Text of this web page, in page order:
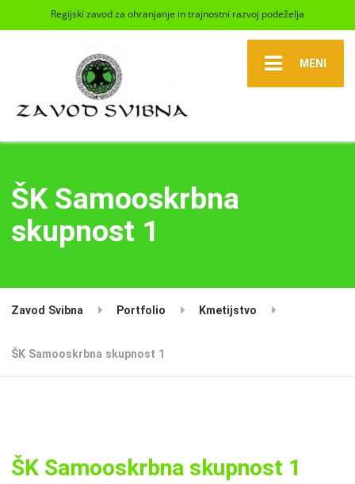
Regijski zavod za ohranjanje in trajnostni razvoj podeželja
MENI
ŠK Samooskrbna
skupnost 1
Zavod Svibna Portfolio Kmetijstvo
ŠK Samooskrbna skupnost 1
ŠK Samooskrbna skupnost 1